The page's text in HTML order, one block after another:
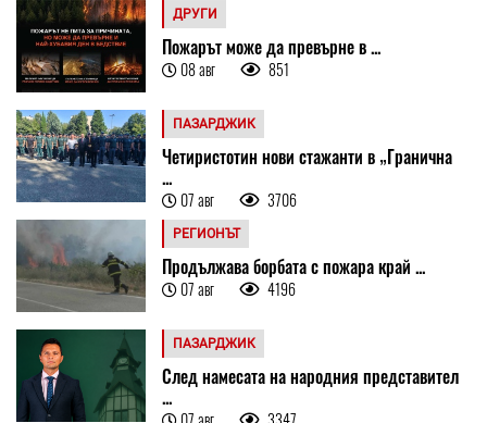
ДРУГИ
Пожарът може да превърне в ...
08 авг 851
ПАЗАРДЖИК
Четиристотин нови стажанти в „Гранична
...
07 авг 3706
РЕГИОНЪТ
Продължава борбата с пожара край ...
07 авг 4196
ПАЗАРДЖИК
След намесата на народния представител
...